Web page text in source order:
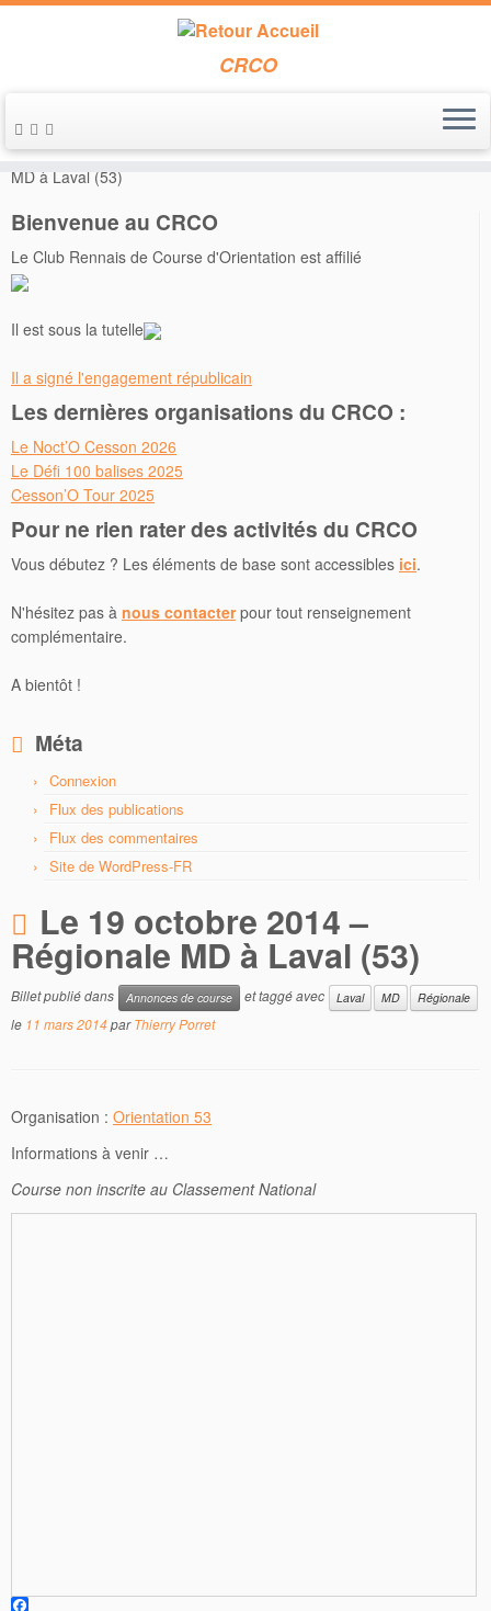
Passer
au
contenu
CRCO
Accueil » Annonces de course » Le 19 octobre 2014 – Régionale
MD à Laval (53)
Bienvenue au CRCO
Le Club Rennais de Course d'Orientation est affilié
Il est sous la tutelle
Il a signé l'engagement républicain
Les dernières organisations du CRCO :
Le Noct’O Cesson 2026
Le Défi 100 balises 2025
Cesson’O Tour 2025
Pour ne rien rater des activités du CRCO
Vous débutez ? Les éléments de base sont accessibles ici.
N'hésitez pas à nous contacterpour tout renseignement
complémentaire.
A bientôt !
Méta
Connexion
Flux des publications
Flux des commentaires
Site de WordPress-FR
Le 19 octobre 2014 –
Régionale MD à Laval (53)
Billet publié dans Annonces de course et taggé avec Laval MD Régionale
le 11 mars 2014parThierry Porret
Organisation : Orientation 53
Informations à venir …
Course non inscrite au Classement National